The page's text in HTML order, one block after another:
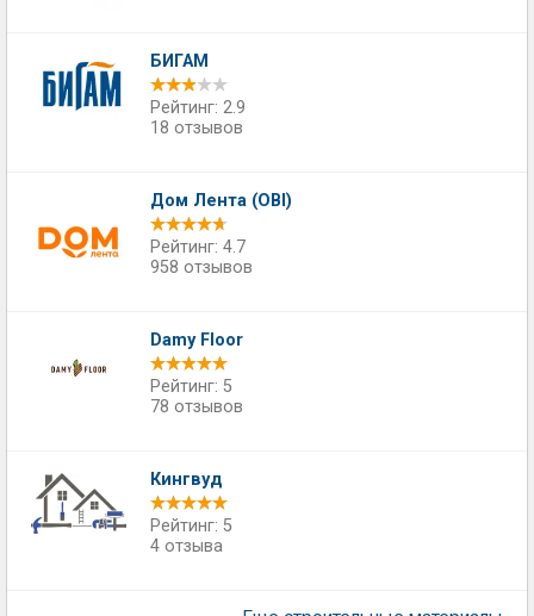
БИГАМ
Рейтинг: 2.9
18 отзывов
Дом Лента (OBI)
Рейтинг: 4.7
958 отзывов
Damy Floor
Рейтинг: 5
78 отзывов
Кингвуд
Рейтинг: 5
4 отзыва